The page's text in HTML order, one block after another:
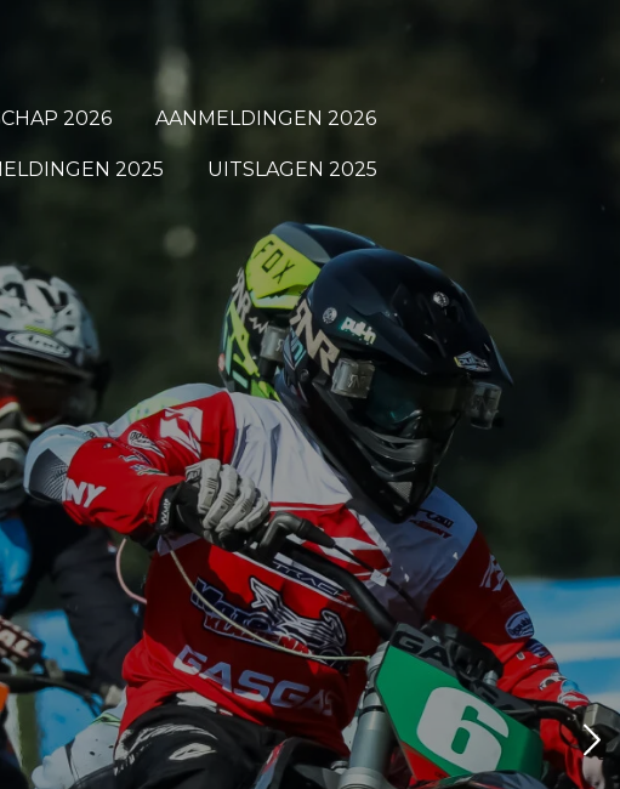
2026 AANMELDINGEN 2026
2025 UITSLAGEN 2025